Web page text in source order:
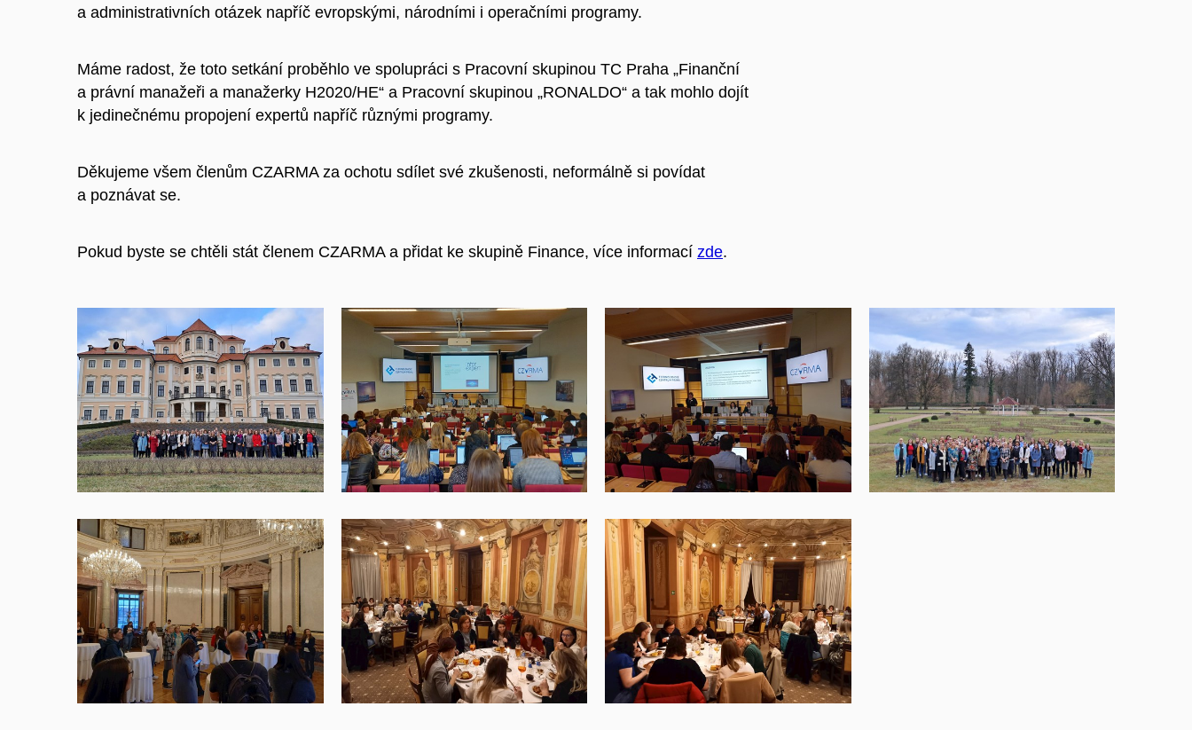
a administrativních otázek napříč evropskými, národními i operačními programy.
Máme radost, že toto setkání proběhlo ve spolupráci s Pracovní skupinou TC Praha „Finanční
a právní manažeři a manažerky H2020/HE“ a Pracovní skupinou „RONALDO“ a tak mohlo dojít
k jedinečnému propojení expertů napříč různými programy.
Děkujeme všem členům CZARMA za ochotu sdílet své zkušenosti, neformálně si povídat
a poznávat se.
Pokud byste se chtěli stát členem CZARMA a přidat ke skupině Finance, více informací zde.